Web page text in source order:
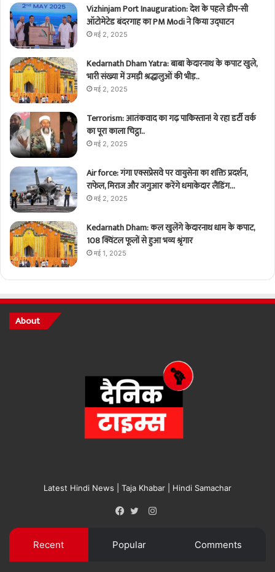
Vizhinjam Port Inauguration: देश के पहले डीप-सी
ऑटोमेटेड बंदरगाह का PM Modi ने किया उद्घाटन
मई 2, 2025
Kedarnath Dham Yatra: बाबा केदारनाथ के कपाट खुले,
भारी संख्या में उमड़ी श्रद्धालुओं की भीड़..
मई 2, 2025
Terrorism: आतंकवाद का गढ़ पाकिस्तान! ये रहा डर्टी वर्क
का पूरा काला चिट्ठा..
मई 2, 2025
Air force: गंगा एक्सप्रेसवे पर वायुसेना का शक्ति प्रदर्शन,
राफेल, मिराज और जगुआर करेंगे धमाकेदार लैंडिंग…
मई 2, 2025
Kedarnath Dham: कल खुलेंगे केदारनाथ धाम के कपाट,
108 क्विंटल फूलों से हुआ भव्य श्रृंगार
मई 1, 2025
About
Latest Hindi News | Taja Khabar | Hindi Samachar
Instagram
Recent Popular Comments